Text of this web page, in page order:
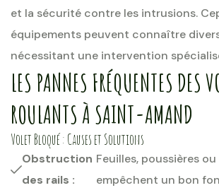
et la sécurité contre les intrusions.
équipements peuvent connaître
nécessitant une intervention
LES PANNES FRÉQUENTES DES
ROULANTS À SAINT-AMAND
Volet Bloqué : Causes et Solutions
Obstruction
des rails :
Feuilles, poussières
empêchent un bon